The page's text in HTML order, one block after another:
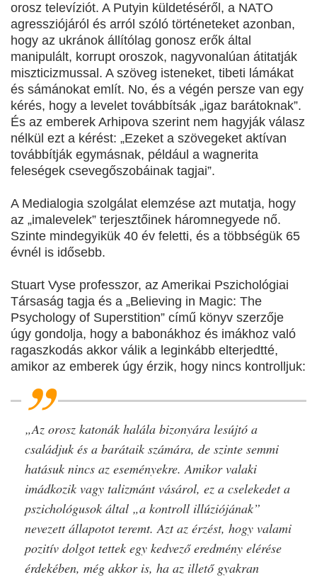
orosz televíziót. A Putyin küldetéséről, a NATO
agressziójáról és arról szóló történeteket azonban,
hogy az ukránok állítólag gonosz erők által
manipulált, korrupt oroszok, nagyvonalúan átitatják
miszticizmussal. A szöveg isteneket, tibeti lámákat
és sámánokat említ. No, és a végén persze van egy
kérés, hogy a levelet továbbítsák „igaz barátoknak”.
És az emberek Arhipova szerint nem hagyják válasz
nélkül ezt a kérést: „Ezeket a szövegeket aktívan
továbbítják egymásnak, például a wagnerita
feleségek csevegőszobáinak tagjai”.
A Medialogia szolgálat elemzése azt mutatja, hogy
az „imalevelek” terjesztőinek háromnegyede nő.
Szinte mindegyikük 40 év feletti, és a többségük 65
évnél is idősebb.
Stuart Vyse professzor, az Amerikai Pszichológiai
Társaság tagja és a „Believing in Magic: The
Psychology of Superstition” című könyv szerzője
úgy gondolja, hogy a babonákhoz és imákhoz való
ragaszkodás akkor válik a leginkább elterjedtté,
amikor az emberek úgy érzik, hogy nincs kontrolljuk:
„Az orosz katonák halála bizonyára lesújtó a
családjuk és a barátaik számára, de szinte semmi
hatásuk nincs az eseményekre. Amikor valaki
imádkozik vagy talizmánt vásárol, ez a cselekedet a
pszichológusok által „a kontroll illúziójának”
nevezett állapotot teremt. Azt az érzést, hogy valami
pozitív dolgot tettek egy kedvező eredmény elérése
érdekében, még akkor is, ha az illető gyakran